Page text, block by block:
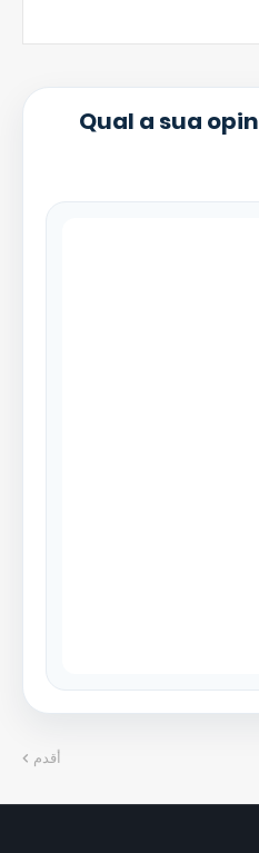
Qual a sua
أقدم